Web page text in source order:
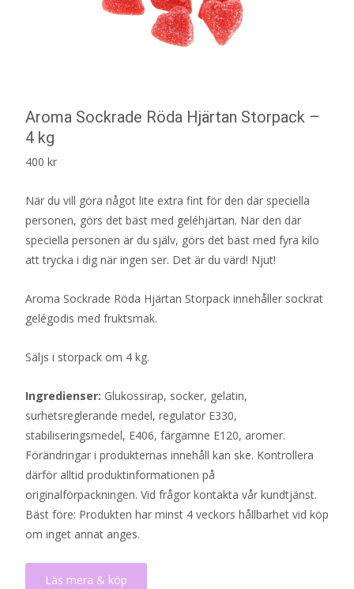
Aroma Sockrade Röda Hjärtan Storpack –
4 kg
400 kr
När du vill göra något lite extra fint för den där speciella
personen, görs det bäst med geléhjärtan. När den där
speciella personen är du själv, görs det bäst med fyra kilo
att trycka i dig när ingen ser. Det är du värd! Njut!
Aroma Sockrade Röda Hjärtan Storpack innehåller sockrat
gelégodis med fruktsmak.
Säljs i storpack om 4 kg.
Ingredienser: Glukossirap, socker, gelatin,
surhetsreglerande medel, regulator E330,
stabiliseringsmedel, E406, färgämne E120, aromer.
Förändringar i produkternas innehåll kan ske. Kontrollera
därför alltid produktinformationen på
originalförpackningen. Vid frågor kontakta vår kundtjänst.
Bäst före: Produkten har minst 4 veckors hållbarhet vid köp
om inget annat anges.
Läs mera & köp